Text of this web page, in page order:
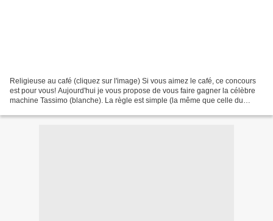
Religieuse au café (cliquez sur l'image) Si vous aimez le café, ce concours
est pour vous! Aujourd'hui je vous propose de vous faire gagner la célèbre
machine Tassimo (blanche). La règle est simple (la même que celle du